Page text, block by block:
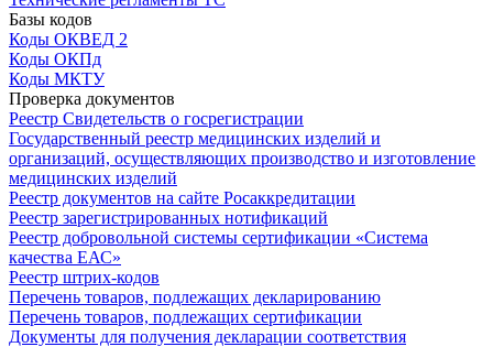
Базы кодов
Коды ОКВЕД 2
Коды ОКПд
Коды МКТУ
Проверка документов
Реестр Свидетельств о госрегистрации
Государственный реестр медицинских изделий и
организаций, осуществляющих производство и изготовление
медицинских изделий
Реестр документов на сайте Росаккредитации
Реестр зарегистрированных нотификаций
Реестр добровольной системы сертификации «Система
качества ЕАС»
Реестр штрих-кодов
Перечень товаров, подлежащих декларированию
Перечень товаров, подлежащих сертификации
Документы для получения декларации соответствия